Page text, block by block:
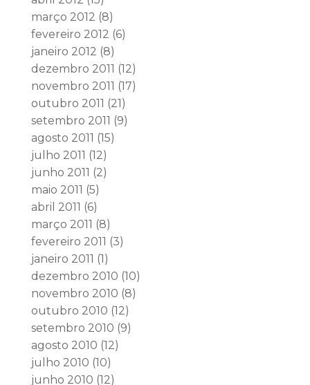
março 2012 (8)
fevereiro 2012 (6)
janeiro 2012 (8)
dezembro 2011 (12)
novembro 2011 (17)
outubro 2011 (21)
setembro 2011 (9)
agosto 2011 (15)
julho 2011 (12)
junho 2011 (2)
maio 2011 (5)
abril 2011 (6)
março 2011 (8)
fevereiro 2011 (3)
janeiro 2011 (1)
dezembro 2010 (10)
novembro 2010 (8)
outubro 2010 (12)
setembro 2010 (9)
agosto 2010 (12)
julho 2010 (10)
junho 2010 (12)